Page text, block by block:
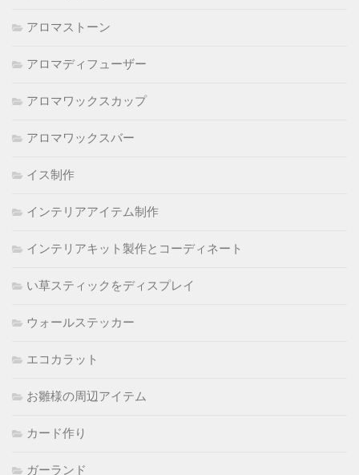
アロマストーン
アロマディフューザー
アロマワックスカップ
アロマワックスバー
イス制作
インテリアアイテム制作
インテリアキット製作とコーディネート
い草スティックをディスプレイ
ウォールステッカー
エコカラット
お雛様の周辺アイテム
カード作り
ガーランド